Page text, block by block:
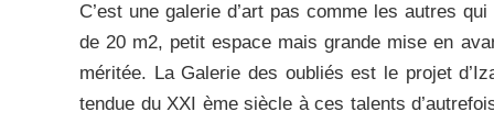
C’est une galerie d’art pas comme les autres
de 20 m2, petit espace mais grande mise en
méritée. La Galerie des oubliés est le projet
tendue du XXI ème siècle à ces talents